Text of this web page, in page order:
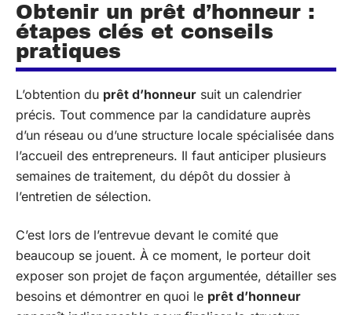
Obtenir un prêt d’honneur :
étapes clés et conseils
pratiques
L’obtention du prêt d’honneur suit un calendrier
précis. Tout commence par la candidature auprès
d’un réseau ou d’une structure locale spécialisée dans
l’accueil des entrepreneurs. Il faut anticiper plusieurs
semaines de traitement, du dépôt du dossier à
l’entretien de sélection.
C’est lors de l’entrevue devant le comité que
beaucoup se jouent. À ce moment, le porteur doit
exposer son projet de façon argumentée, détailler ses
besoins et démontrer en quoi le prêt d’honneur